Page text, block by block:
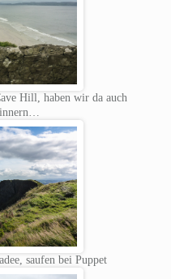
Hill, haben wir da auch
saufen bei Puppet